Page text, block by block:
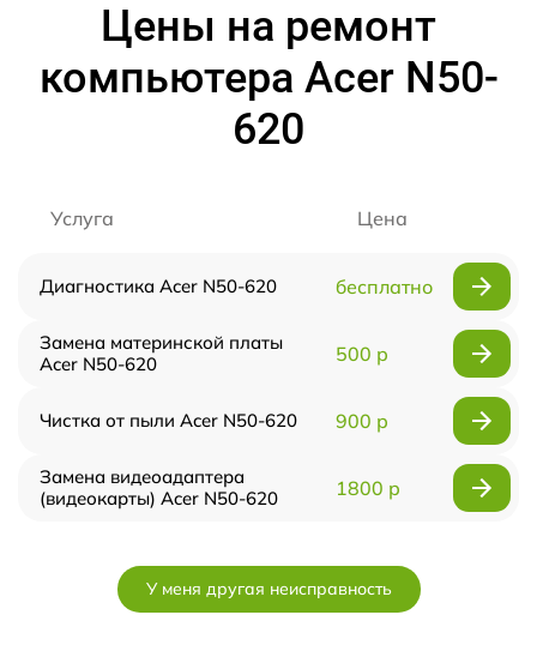
Цены на ремонт
компьютера Acer N50-
620
Услуга Цена
Диагностика Acer N50-620 бесплатно
Замена материнской платы
Acer N50-620
500 р
Чистка от пыли Acer N50-620 900 р
Замена видеоадаптера
(видеокарты) Acer N50-620
1800 р
У меня другая неисправность